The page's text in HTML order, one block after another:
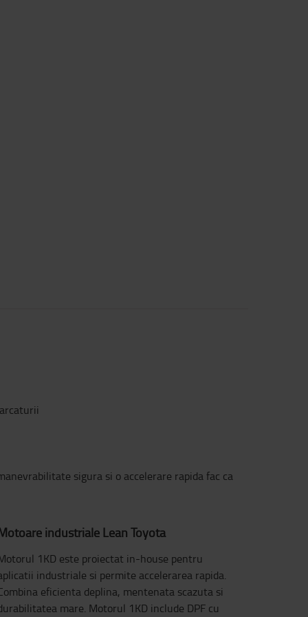
sigura si o accelerare rapida fac ca
industriale Lean Toyota
1KD este proiectat in-house pentru
industriale si permite accelerarea rapida.
eficienta deplina, mentenata scazuta si
mare. Motorul 1KD include DPF cu